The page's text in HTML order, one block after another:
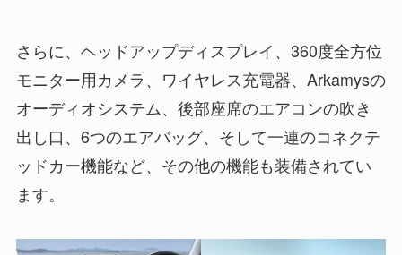
さらに、ヘッドアップディスプレイ、360度全方位
モニター用カメラ、ワイヤレス充電器、Arkamysの
オーディオシステム、後部座席のエアコンの吹き
出し口、6つのエアバッグ、そして一連のコネクテ
ッドカー機能など、その他の機能も装備されてい
ます。